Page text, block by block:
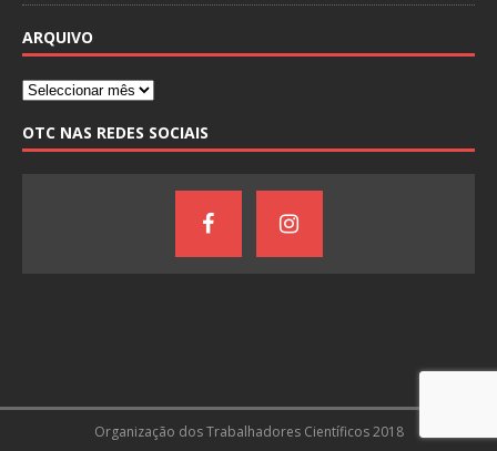
ARQUIVO
OTC NAS REDES SOCIAIS
Organização dos Trabalhadores Científicos 2018